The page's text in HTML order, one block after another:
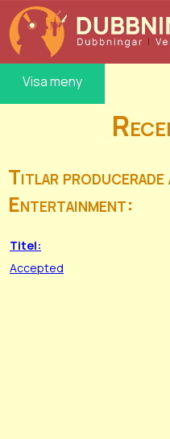
Visa meny
Titlar producerade
Entertainment:
Titel:
Accepted